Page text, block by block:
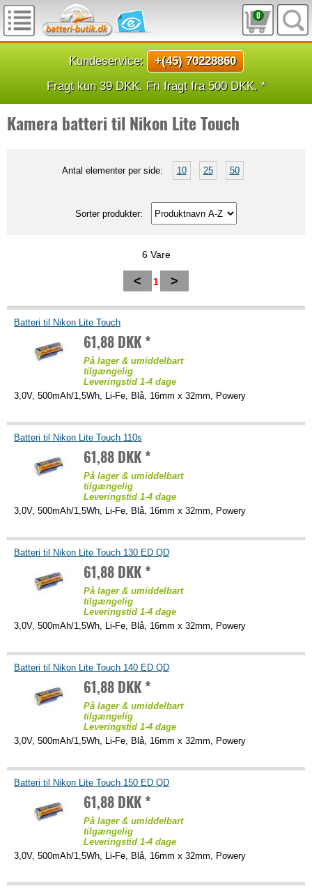
0
Kundeservice:
+(45) 70228860
Fragt kun 39 DKK. Fri fragt fra 500 DKK. *
Kamera batteri til Nikon Lite Touch
Antal elementer per side: 10 25 50
Sorter produkter:
6 Vare
< 1 >
Batteri til Nikon Lite Touch
61,88 DKK *
På lager & umiddelbart
tilgængelig
Leveringstid 1-4 dage
3,0V, 500mAh/1,5Wh, Li-Fe, Blå, 16mm x 32mm, Powery
Batteri til Nikon Lite Touch 110s
61,88 DKK *
På lager & umiddelbart
tilgængelig
Leveringstid 1-4 dage
3,0V, 500mAh/1,5Wh, Li-Fe, Blå, 16mm x 32mm, Powery
Batteri til Nikon Lite Touch 130 ED QD
61,88 DKK *
På lager & umiddelbart
tilgængelig
Leveringstid 1-4 dage
3,0V, 500mAh/1,5Wh, Li-Fe, Blå, 16mm x 32mm, Powery
Batteri til Nikon Lite Touch 140 ED QD
61,88 DKK *
På lager & umiddelbart
tilgængelig
Leveringstid 1-4 dage
3,0V, 500mAh/1,5Wh, Li-Fe, Blå, 16mm x 32mm, Powery
Batteri til Nikon Lite Touch 150 ED QD
61,88 DKK *
På lager & umiddelbart
tilgængelig
Leveringstid 1-4 dage
3,0V, 500mAh/1,5Wh, Li-Fe, Blå, 16mm x 32mm, Powery